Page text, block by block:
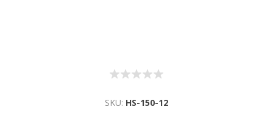
SKU: HS-150-12